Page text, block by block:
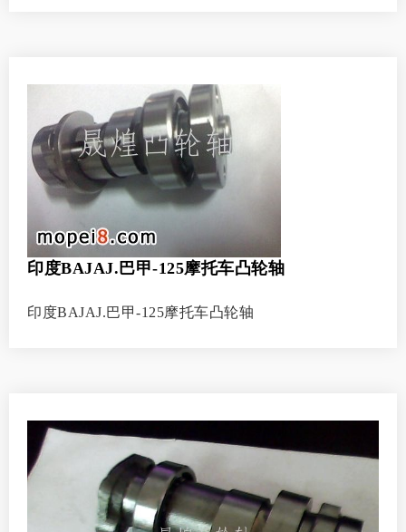
印度BAJAJ.巴甲-125摩托车凸轮轴
印度BAJAJ.巴甲-125摩托车凸轮轴